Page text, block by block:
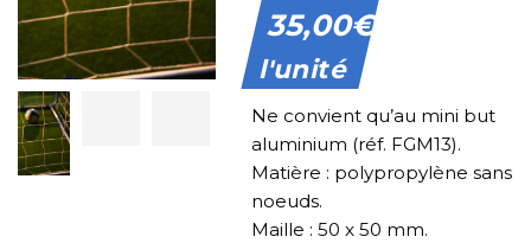
35,00€
l'unité
Ne convient qu’au mini but
aluminium (réf. FGM13).
Matière : polypropylène sans
noeuds.
Maille : 50 x 50 mm.